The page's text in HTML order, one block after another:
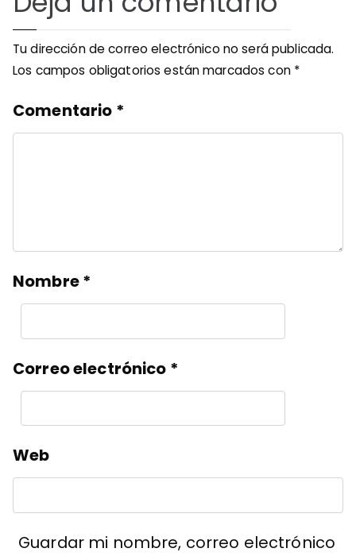
Tu dirección de correo electrónico no será publicada.
Los campos obligatorios están marcados con *
Comentario *
Nombre*
Correo electrónico *
Web
Guardar mi nombre, correo electrónico